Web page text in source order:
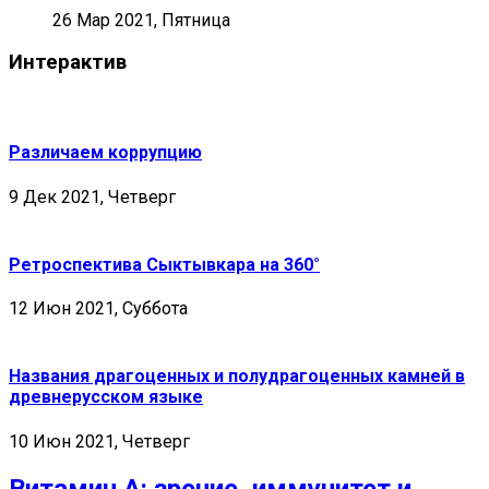
26 Мар 2021, Пятница
Интерактив
Различаем коррупцию
9 Дек 2021, Четверг
Ретроспектива Сыктывкара на 360°
12 Июн 2021, Суббота
Названия драгоценных и полудрагоценных камней в
древнерусском языке
10 Июн 2021, Четверг